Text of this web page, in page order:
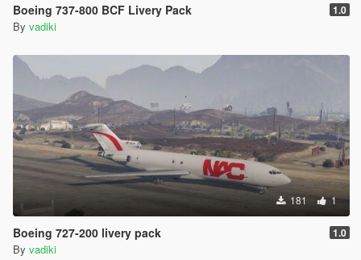
Boeing 737-800 BCF Livery Pack 1.0
By vadiki
181 1
Boeing 727-200 livery pack 1.0
By vadiki